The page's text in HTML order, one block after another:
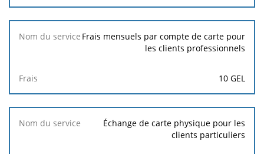
Frais mensuels par compte de carte pour
les clients professionnels
10 GEL
Échange de carte physique pour les
clients particuliers